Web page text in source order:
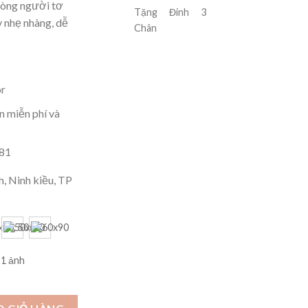
người tơ
nhàng, dễ
miễn phí và
Ninh kiều, TP
Tặng Đinh 3
Chân